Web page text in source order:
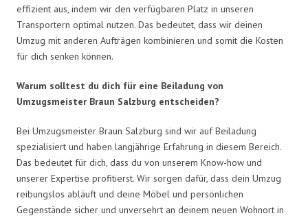
effizient aus, indem wir den verfügbaren Platz in unseren
Transportern optimal nutzen. Das bedeutet, dass wir deinen
Umzug mit anderen Aufträgen kombinieren und somit die Kosten
für dich senken können.
Warum solltest du dich für eine Beiladung von
Umzugsmeister Braun Salzburg entscheiden?
Bei Umzugsmeister Braun Salzburg sind wir auf Beiladung
spezialisiert und haben langjährige Erfahrung in diesem Bereich.
Das bedeutet für dich, dass du von unserem Know-how und
unserer Expertise profitierst. Wir sorgen dafür, dass dein Umzug
reibungslos abläuft und deine Möbel und persönlichen
Gegenstände sicher und unversehrt an deinem neuen Wohnort in